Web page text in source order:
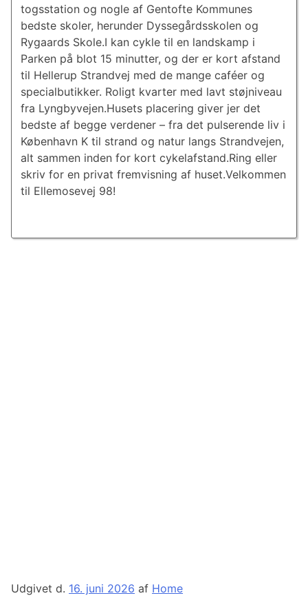
togsstation og nogle af Gentofte Kommunes
bedste skoler, herunder Dyssegårdsskolen og
Rygaards Skole.I kan cykle til en landskamp i
Parken på blot 15 minutter, og der er kort afstand
til Hellerup Strandvej med de mange caféer og
specialbutikker. Roligt kvarter med lavt støjniveau
fra Lyngbyvejen.Husets placering giver jer det
bedste af begge verdener – fra det pulserende liv i
København K til strand og natur langs Strandvejen,
alt sammen inden for kort cykelafstand.Ring eller
skriv for en privat fremvisning af huset.Velkommen
til Ellemosevej 98!
Udgivet d. 16. juni 2026 af Home